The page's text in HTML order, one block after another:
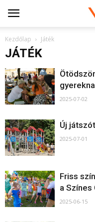
Kezdőlap Játék
JÁTÉK
2025-07-02
Új
2025-07-01
Friss
a Színes
2025-06-15